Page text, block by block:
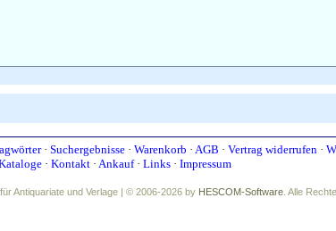
· Suchergebnisse · Warenkorb · AGB · Vertrag widerrufen ·
· Kontakt· Ankauf· Links· Impressum
Antiquariate und Verlage | © 2006-2026 by HESCOM-Software . Alle